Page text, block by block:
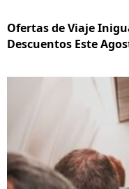
Ofertas de Viaje
Descuentos Este